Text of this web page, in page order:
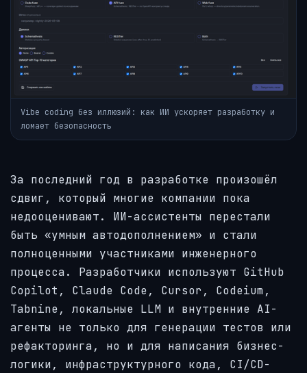
Vibe coding без иллюзий: как ИИ ускоряет разработку и
ломает безопасность
За последний год в разработке произошёл
сдвиг, который многие компании пока
недооценивают. ИИ-ассистенты перестали
быть «умным автодополнением» и стали
полноценными участниками инженерного
процесса. Разработчики используют GitHub
Copilot, Claude Code, Cursor, Codeium,
Tabnine, локальные LLM и внутренние AI-
агенты не только для генерации тестов или
рефакторинга, но и для написания бизнес-
логики, инфраструктурного кода, CI/CD-